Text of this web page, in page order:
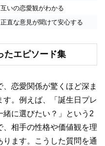
互いの恋愛観がわかる
正直な意見が聞けて安心する
たエピソード集
恋愛関係が驚くほど深ま
。例えば、「誕生日プレ
緒に選びたい？」という2
相手の性格や価値観を理
ます。こうした質問を通